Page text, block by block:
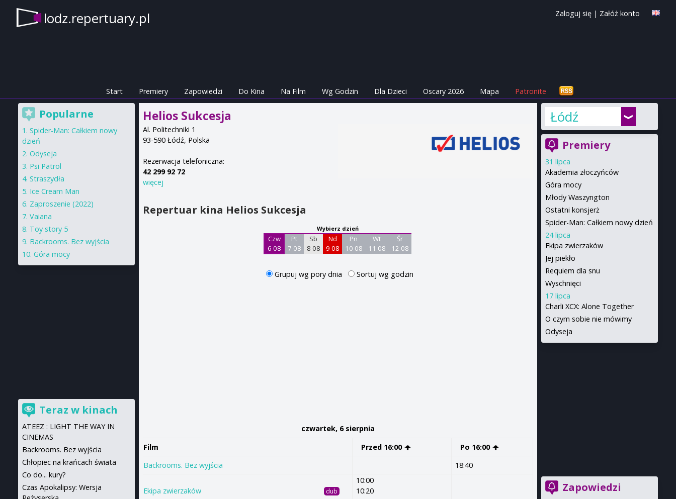
lodz.repertuary.pl Zaloguj się | Załóż konto
Start Premiery Zapowiedzi Do Kina Na Film Wg Godzin Dla Dzieci Oscary 2026 Mapa Patronite
Helios Sukcesja
Al. Politechniki 1
93-590 Łódź, Polska
Rezerwacja telefoniczna:
42 299 92 72
więcej
Repertuar kina Helios Sukcesja
Wybierz dzień
Czw
6 08
Pt
7 08
Sb
8 08
Nd
9 08
Pn
10 08
Wt
11 08
Śr
12 08
Grupuj wg pory dnia Sortuj wg godzin
czwartek, 6 sierpnia
Film
Przed 16:00
Po 16:00
Backrooms. Bez wyjścia
18:40
Ekipa zwierzaków dub
10:00
10:20
Łódź
Premiery
31 lipca
Akademia złoczyńców
Góra mocy
Młody Waszyngton
Ostatni konsjerż
Spider-Man: Całkiem nowy dzień
24 lipca
Ekipa zwierzaków
Jej piekło
Requiem dla snu
Wyschnięci
17 lipca
Charli XCX: Alone Together
O czym sobie nie mówimy
Odyseja
Zapowiedzi
Popularne
Spider-Man: Całkiem nowy
dzień
Odyseja
Psi Patrol
Straszydła
Ice Cream Man
Zaproszenie (2022)
Vaiana
Toy story 5
Backrooms. Bez wyjścia
Góra mocy
Teraz w kinach
ATEEZ : LIGHT THE WAY IN
CINEMAS
Backrooms. Bez wyjścia
Chłopiec na krańcach świata
Co do... kury?
Czas Apokalipsy: Wersja